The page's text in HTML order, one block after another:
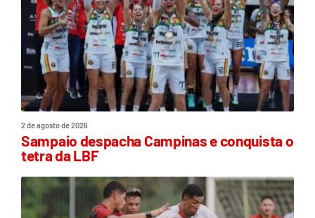
2 de agosto de 2026
Sampaio despacha Campinas e conquista o
tetra da LBF